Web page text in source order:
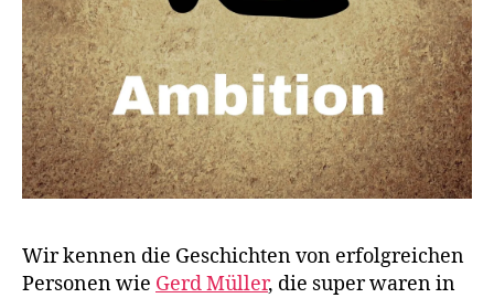
Wir kennen die Geschichten von erfolgreichen
Personen wie Gerd Müller, die super waren in